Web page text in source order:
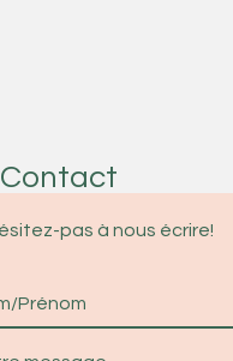
Contact
pas à nous écrire!